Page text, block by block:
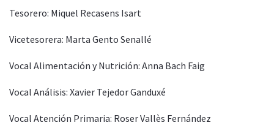
Tesorero: Miquel Recasens Isart
Vicetesorera: Marta Gento Senallé
Vocal Alimentación y Nutrición: Anna Bach Faig
Vocal Análisis: Xavier Tejedor Ganduxé
Vocal Atención Primaria: Roser Vallès Fernández